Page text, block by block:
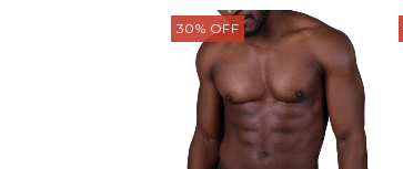
30% OFF